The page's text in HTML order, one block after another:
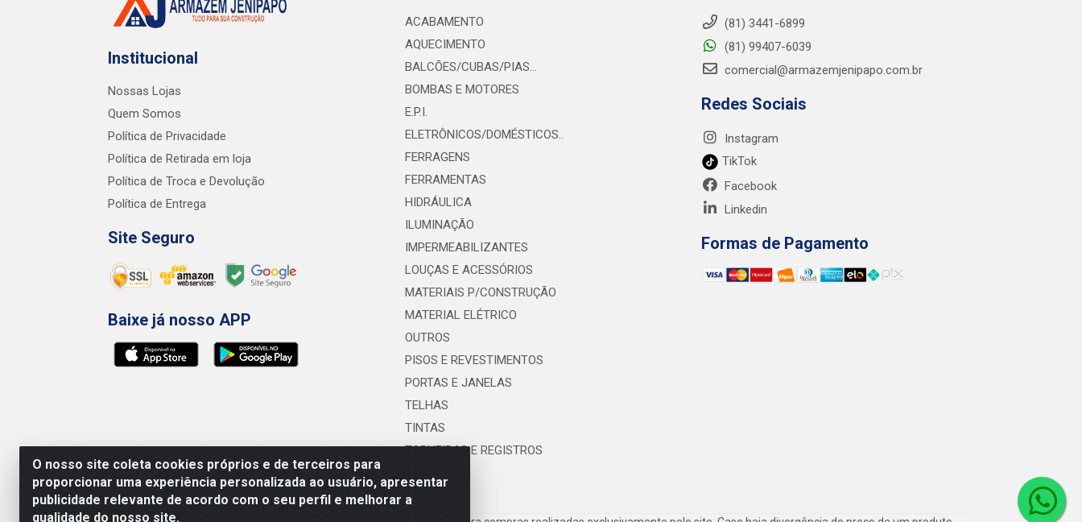
O nosso site coleta cookies próprios e de terceiros para
proporcionar uma experiência personalizada ao usuário, apresentar
publicidade relevante de acordo com o seu perfil e melhorar a
qualidade do nosso site.
Institucional
Nossas Lojas
Quem Somos
Política de Privacidade
Política de Retirada em loja
Política de Troca e Devolução
Política de Entrega
Site Seguro
Baixe já nosso APP
ACABAMENTO
AQUECIMENTO
BALCÕES/CUBAS/PIAS...
BOMBAS E MOTORES
E.P.I.
ELETRÔNICOS/DOMÉSTICOS..
FERRAGENS
FERRAMENTAS
HIDRÁULICA
ILUMINAÇÃO
IMPERMEABILIZANTES
LOUÇAS E ACESSÓRIOS
MATERIAIS P/CONSTRUÇÃO
MATERIAL ELÉTRICO
OUTROS
PISOS E REVESTIMENTOS
PORTAS E JANELAS
TELHAS
TINTAS
TORNEIRAS E REGISTROS
(81) 3441-6899
(81) 99407-6039
comercial@armazemjenipapo.com.br
Redes Sociais
Instagram
TikTok
Facebook
Linkedin
Formas de Pagamento